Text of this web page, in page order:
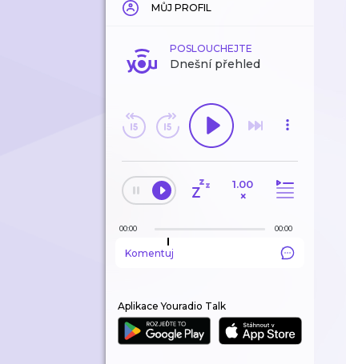
MŮJ PROFIL
POSLOUCHEJTE
Dnešní přehled
1.00
×
00:00 00:00
Komentuj
Aplikace Youradio Talk